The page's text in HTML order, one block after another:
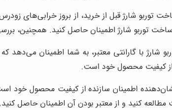
توربو شارژ قبل از خرید، از بروز خرابی‌های
ساخت توربو شارژ اطمینان حاصل کنید. همچنین،
شارژ با گارانتی معتبر، به شما اطمینان
از کیفیت محصول خود است.
نشان‌دهنده اطمینان سازنده از کیفیت محصول خود
مطالعه کنید و از معتبر بودن آن اطمینان حاصل